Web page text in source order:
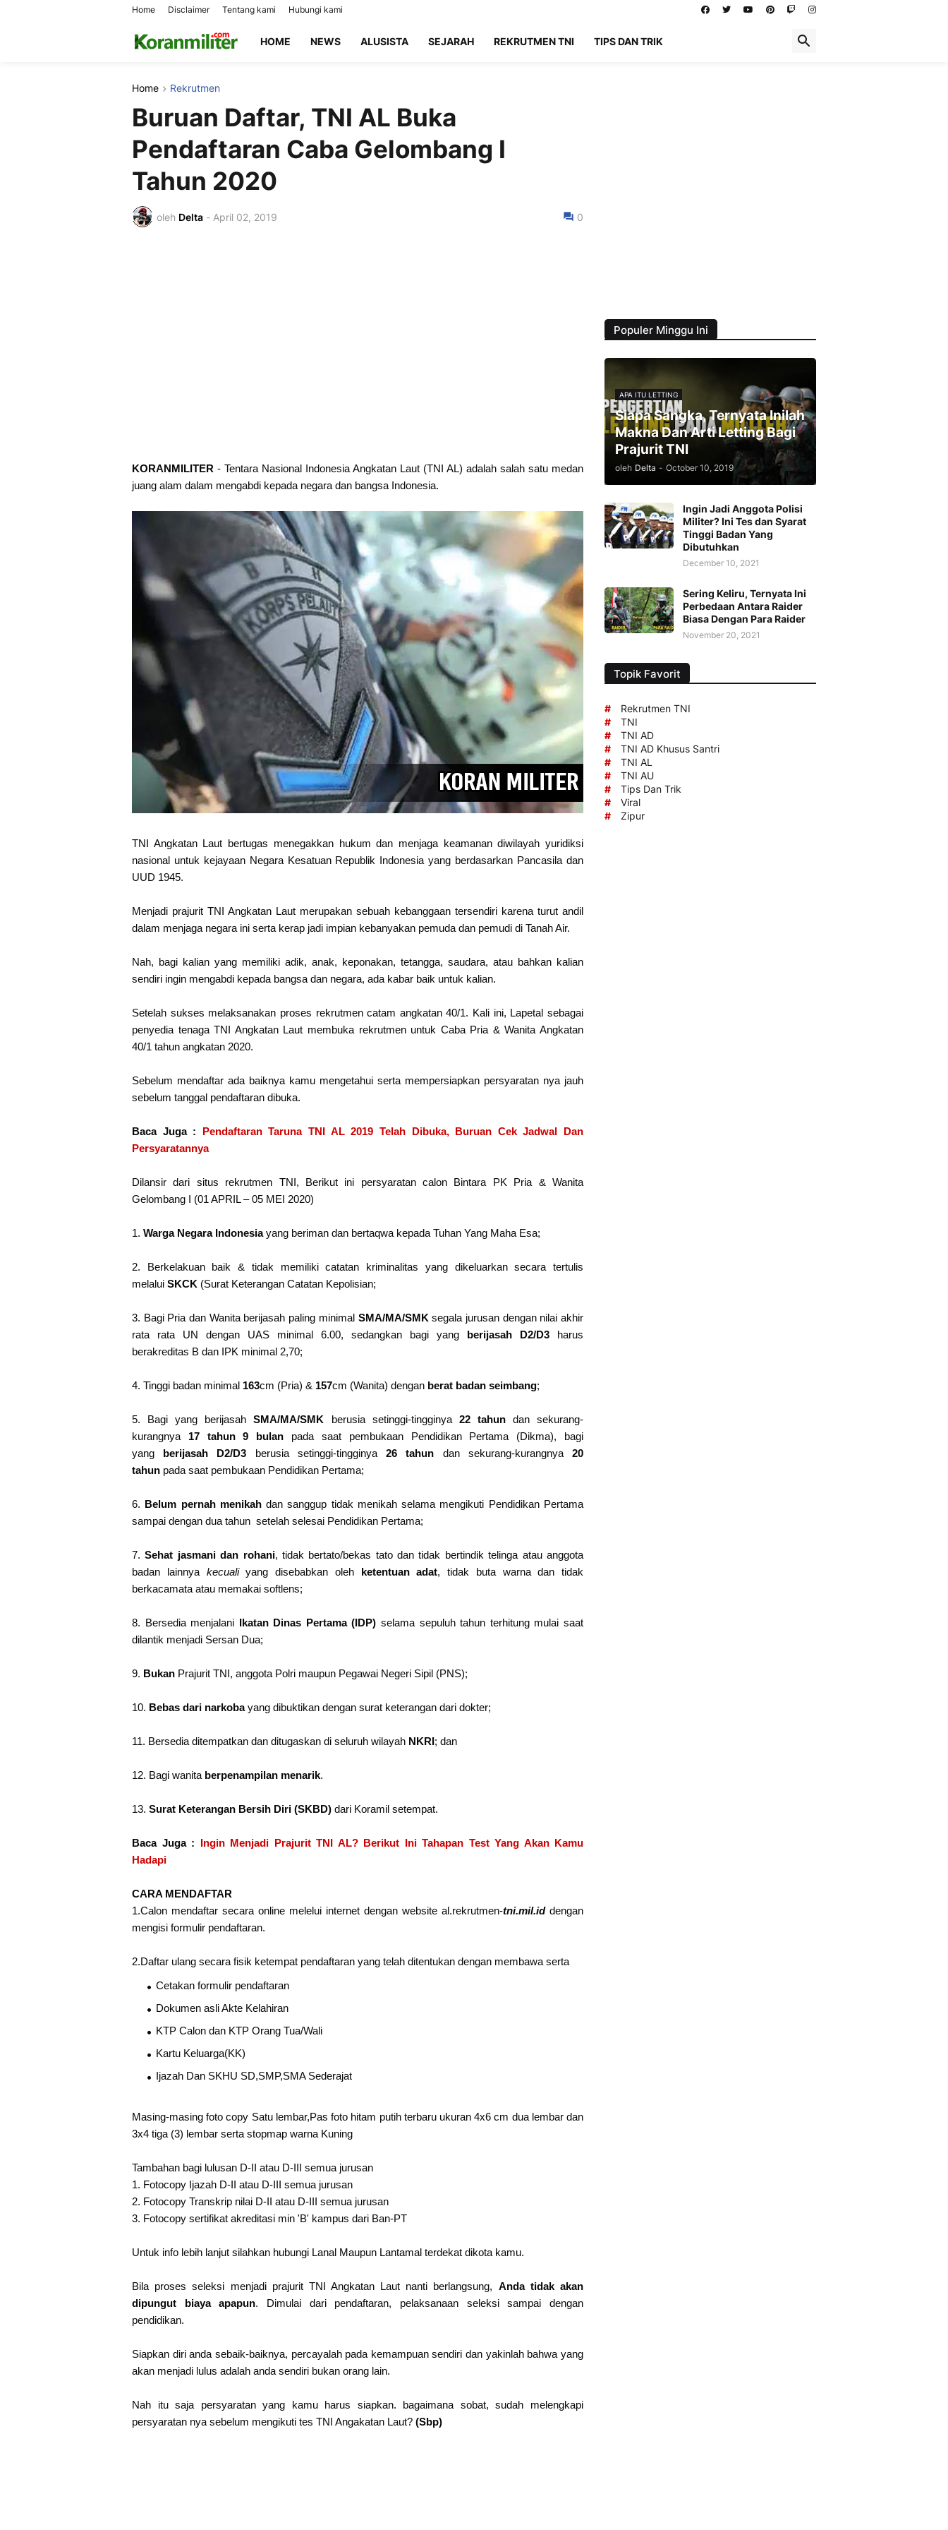
Home Disclaimer Tentang kami Hubungi kami
HOME NEWS ALUSISTA SEJARAH REKRUTMEN TNI TIPS DAN TRIK
Home Rekrutmen
Buruan Daftar, TNI AL Buka
Pendaftaran Caba Gelombang I
Tahun 2020
oleh Delta - April 02, 2019 0
KORANMILITER - Tentara Nasional Indonesia Angkatan Laut (TNI AL) adalah salah satu medan
juang alam dalam mengabdi kepada negara dan bangsa Indonesia.
TNI Angkatan Laut bertugas menegakkan hukum dan menjaga keamanan diwilayah yuridiksi
nasional untuk kejayaan Negara Kesatuan Republik Indonesia yang berdasarkan Pancasila dan
UUD 1945.
Menjadi prajurit TNI Angkatan Laut merupakan sebuah kebanggaan tersendiri karena turut andil
dalam menjaga negara ini serta kerap jadi impian kebanyakan pemuda dan pemudi di Tanah Air.
Nah, bagi kalian yang memiliki adik, anak, keponakan, tetangga, saudara, atau bahkan kalian
sendiri ingin mengabdi kepada bangsa dan negara, ada kabar baik untuk kalian.
Setelah sukses melaksanakan proses rekrutmen catam angkatan 40/1. Kali ini, Lapetal sebagai
penyedia tenaga TNI Angkatan Laut membuka rekrutmen untuk Caba Pria & Wanita Angkatan
40/1 tahun angkatan 2020.
Sebelum mendaftar ada baiknya kamu mengetahui serta mempersiapkan persyaratan nya jauh
sebelum tanggal pendaftaran dibuka.
Baca Juga : Pendaftaran Taruna TNI AL 2019 Telah Dibuka, Buruan Cek Jadwal Dan
Persyaratannya
Dilansir dari situs rekrutmen TNI, Berikut ini persyaratan calon Bintara PK Pria & Wanita
Gelombang I (01 APRIL – 05 MEI 2020)
1. Warga Negara Indonesiayang beriman dan bertaqwa kepada Tuhan Yang Maha Esa;
2. Berkelakuan baik & tidak memiliki catatan kriminalitas yang dikeluarkan secara tertulis
melalui SKCK (Surat Keterangan Catatan Kepolisian;
3. Bagi Pria dan Wanita berijasah paling minimal SMA/MA/SMK segala jurusan dengan nilai akhir
rata rata UN dengan UAS minimal 6.00, sedangkan bagi yang berijasah D2/D3 harus
berakreditas B dan IPK minimal 2,70;
4. Tinggi badan minimal 163cm (Pria) & 157cm (Wanita) dengan berat badan seimbang;
5. Bagi yang berijasahSMA/MA/SMK berusia setinggi-tingginya 22 tahundan sekurang-
kurangnya 17 tahun 9 bulan pada saat pembukaan Pendidikan Pertama (Dikma), bagi
yang berijasah D2/D3 berusia setinggi-tingginya26 tahun dan sekurang-kurangnya20
tahun pada saat pembukaan Pendidikan Pertama;
6. Belum pernah menikahdan sanggup tidak menikah selama mengikuti Pendidikan Pertama
sampai dengan dua tahun setelah selesai Pendidikan Pertama;
7.Sehat jasmani dan rohani, tidak bertato/bekas tato dan tidak bertindik telinga atau anggota
badan lainnya kecualiyang disebabkan oleh ketentuan adat, tidak buta warna dan tidak
berkacamata atau memakai softlens;
8. Bersedia menjalani Ikatan Dinas Pertama (IDP) selama sepuluh tahun terhitung mulai saat
dilantik menjadi Sersan Dua;
9. Bukan Prajurit TNI, anggota Polri maupun Pegawai Negeri Sipil (PNS);
10. Bebas dari narkobayang dibuktikan dengan surat keterangan dari dokter;
11. Bersedia ditempatkan dan ditugaskan di seluruh wilayah NKRI; dan
12. Bagi wanita berpenampilan menarik.
13. Surat Keterangan Bersih Diri (SKBD) dari Koramil setempat.
Baca Juga : Ingin Menjadi Prajurit TNI AL? Berikut Ini Tahapan Test Yang Akan Kamu
Hadapi
CARA MENDAFTAR
1.Calon mendaftar secara online melelui internet dengan website al.rekrutmen-tni.mil.iddengan
mengisi formulir pendaftaran.
2.Daftar ulang secara fisik ketempat pendaftaran yang telah ditentukan dengan membawa serta
Cetakan formulir pendaftaran
Dokumen asli Akte Kelahiran
KTP Calon dan KTP Orang Tua/Wali
Kartu Keluarga(KK)
Ijazah Dan SKHU SD,SMP,SMA Sederajat
Masing-masing foto copy Satu lembar,Pas foto hitam putih terbaru ukuran 4x6 cm dua lembar dan
3x4 tiga (3) lembar serta stopmap warna Kuning
Tambahan bagi lulusan D-II atau D-III semua jurusan
1. Fotocopy Ijazah D-II atau D-III semua jurusan
2. Fotocopy Transkrip nilai D-II atau D-III semua jurusan
3. Fotocopy sertifikat akreditasi min 'B' kampus dari Ban-PT
Untuk info lebih lanjut silahkan hubungi Lanal Maupun Lantamal terdekat dikota kamu.
Bila proses seleksi menjadi prajurit TNI Angkatan Laut nanti berlangsung, Anda tidak akan
dipungut biaya apapun. Dimulai dari pendaftaran, pelaksanaan seleksi sampai dengan
pendidikan.
Siapkan diri anda sebaik-baiknya, percayalah pada kemampuan sendiri dan yakinlah bahwa yang
akan menjadi lulus adalah anda sendiri bukan orang lain.
Nah itu saja persyaratan yang kamu harus siapkan. bagaimana sobat, sudah melengkapi
persyaratan nya sebelum mengikuti tes TNI Angakatan Laut? (Sbp)
Populer Minggu Ini
APA ITU LETTING
Siapa Sangka, Ternyata Inilah
Makna Dan Arti Letting Bagi
Prajurit TNI
oleh Delta - October 10, 2019
Ingin Jadi Anggota Polisi
Militer? Ini Tes dan Syarat
Tinggi Badan Yang
Dibutuhkan
December 10, 2021
Sering Keliru, Ternyata Ini
Perbedaan Antara Raider
Biasa Dengan Para Raider
November 20, 2021
Topik Favorit
#
Rekrutmen TNI
#
TNI
#
TNI AD
#
TNI AD Khusus Santri
#
TNI AL
#
TNI AU
#
Tips Dan Trik
#
Viral
#
Zipur